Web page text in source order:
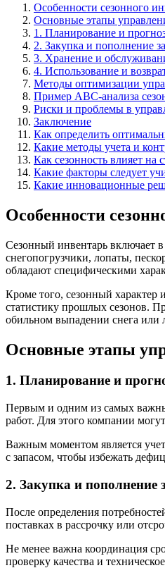
Особенности сезонного
Основные этапы
1. Планирование и
2. Закупка и пополнение
3. Хранение и
4. Использование и
Методы оптимизации
Пример ABC-анализa
Риски и проблемы в
Заключение
Как определить
Какие методы учета и
Как сезонность влияет на
Какие факторы следует
Какие инновационные
Особенности
Сезонный инвентарь включает
снегопогрузчики, лопаты,
обладают специфическими
Кроме того, сезонный характер
статистику прошлых сезонов.
обильном выпадении снега или
Основные этапы
1. Планирование и
Первым и одним из самых
работ. Для этого компании
Важным моментом является
с запасом, чтобы избежать
2. Закупка и пополнение
После определения
поставках в рассрочку или
Не менее важна координация
проверку качества и